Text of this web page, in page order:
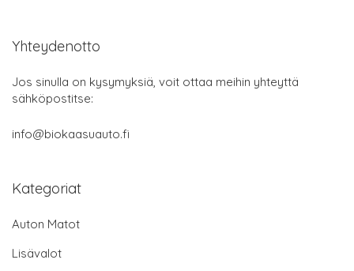
Yhteydenotto
Jos sinulla on kysymyksiä, voit ottaa meihin yhteyttä
sähköpostitse:
info@biokaasuauto.fi
Kategoriat
Auton Matot
Lisävalot